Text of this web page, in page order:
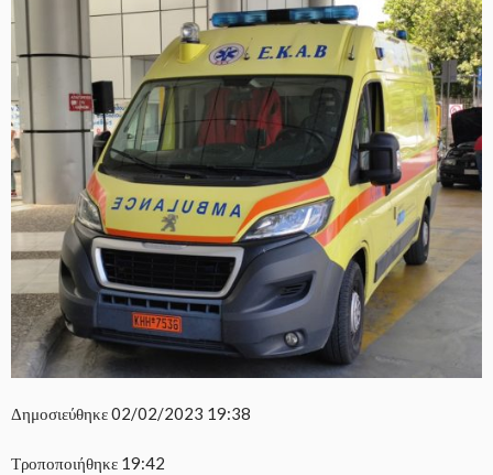
Δημοσιεύθηκε02/02/2023 19:38
Τροποποιήθηκε 19:42